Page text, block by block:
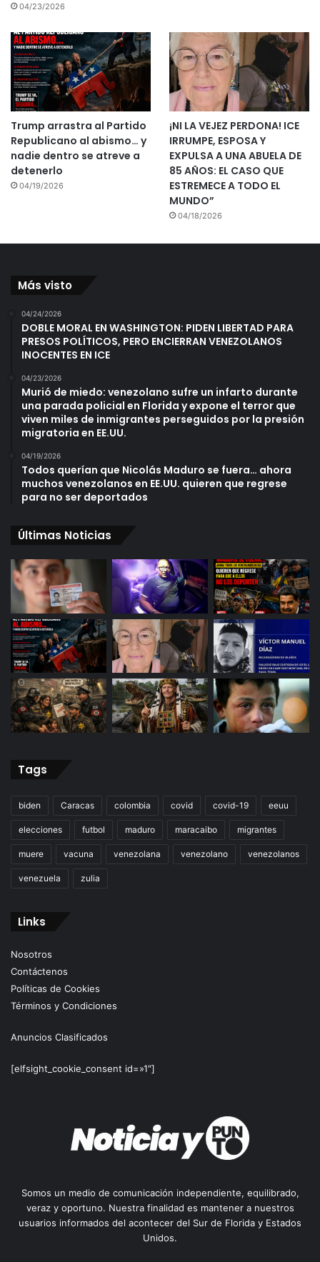
04/23/2026
Trump arrastra al Partido
Republicano al abismo… y
nadie dentro se atreve a
detenerlo
04/19/2026
¡NI LA VEJEZ PERDONA! ICE
IRRUMPE, ESPOSA Y
EXPULSA A UNA ABUELA DE
85 AÑOS: EL CASO QUE
ESTREMECE A TODO EL
MUNDO”
04/18/2026
Más visto
04/24/2026
DOBLE MORAL EN WASHINGTON: PIDEN LIBERTAD PARA
PRESOS POLÍTICOS, PERO ENCIERRAN VENEZOLANOS
INOCENTES EN ICE
04/23/2026
Murió de miedo: venezolano sufre un infarto durante
una parada policial en Florida y expone el terror que
viven miles de inmigrantes perseguidos por la presión
migratoria en EE.UU.
04/19/2026
Todos querían que Nicolás Maduro se fuera… ahora
muchos venezolanos en EE.UU. quieren que regrese
para no ser deportados
Últimas Noticias
Tags
biden Caracas colombia covid covid-19 eeuu
elecciones futbol maduro maracaibo migrantes
muere vacuna venezolana venezolano venezolanos
venezuela zulia
Links
Nosotros
Contáctenos
Políticas de Cookies
Términos y Condiciones
Anuncios Clasificados
[elfsight_cookie_consent id=»1″]
Somos un medio de comunicación independiente, equilibrado,
veraz y oportuno. Nuestra finalidad es mantener a nuestros
usuarios informados del acontecer del Sur de Florida y Estados
Unidos.